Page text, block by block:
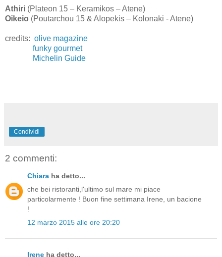
Athiri (Plateon 15 – Keramikos – Atene)
Oikeio (Poutarchou 15 & Alopekis – Kolonaki - Atene)
credits: olive magazine
funky gourmet
Michelin Guide
Condividi
2 commenti:
Chiara ha detto...
che bei ristoranti,l'ultimo sul mare mi piace
particolarmente ! Buon fine settimana Irene, un bacione
!
12 marzo 2015 alle ore 20:20
Irene ha detto...